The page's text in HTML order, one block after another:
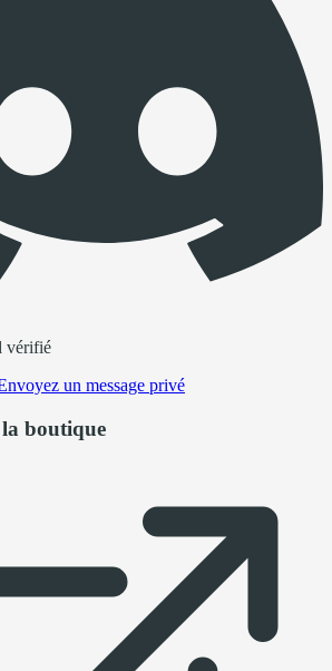
vérifié
un message privé
la boutique